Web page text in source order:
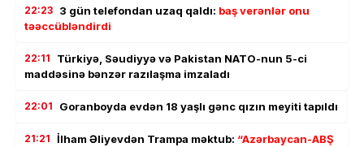
22:23 3 gün telefondan uzaq qaldı: baş verənlər onu
təəccübləndirdi
22:11
Türkiyə, Səudiyyə və Pakistan NATO-nun 5-ci
maddəsinə bənzər razılaşma imzaladı
22:01 Goranboyda evdən 18 yaşlı gənc qızın meyiti tapıldı
21:21 İlham Əliyevdən Trampa məktub: “Azərbaycan-ABŞ